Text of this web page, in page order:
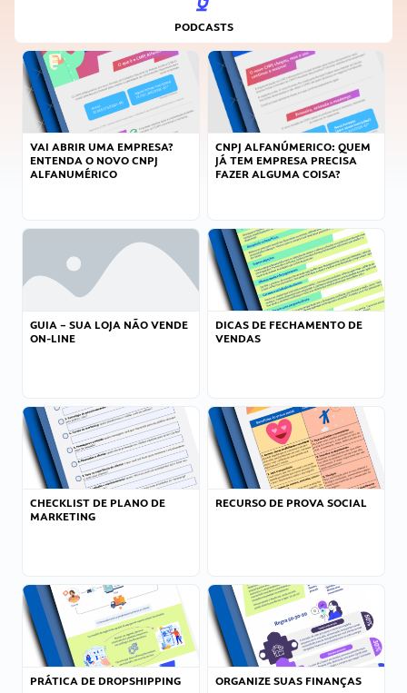
PODCASTS
VAI ABRIR UMA EMPRESA?
ENTENDA O NOVO CNPJ
ALFANUMÉRICO
CNPJ ALFANÚMERICO: QUEM
JÁ TEM EMPRESA PRECISA
FAZER ALGUMA COISA?
GUIA – SUA LOJA NÃO VENDE
ON-LINE
DICAS DE FECHAMENTO DE
VENDAS
CHECKLIST DE PLANO DE
MARKETING
RECURSO DE PROVA SOCIAL
PRÁTICA DE DROPSHIPPING ORGANIZE SUAS FINANÇAS